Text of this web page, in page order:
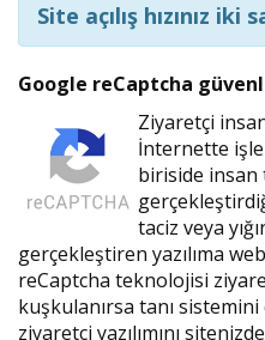
Site açılış hızınız iki
Google reCaptcha
Ziyaretçi insan
İnternette
biriside insan
taciz veya
gerçekleştiren yazılıma
reCaptcha teknolojisi
kuşkulanırsa tanı
ziyaretçi yazılımını